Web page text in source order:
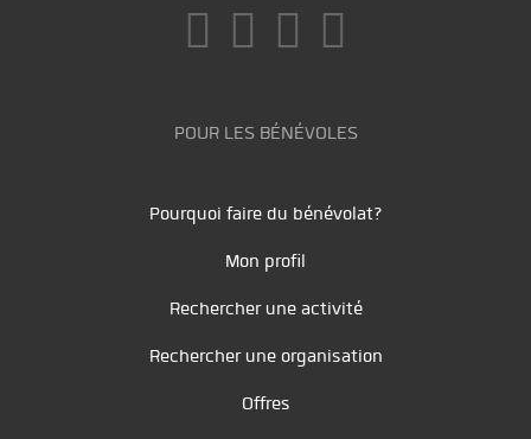
POUR LES BÉNÉVOLES
Pourquoi faire du bénévolat?
Mon profil
Rechercher une activité
Rechercher une organisation
Offres